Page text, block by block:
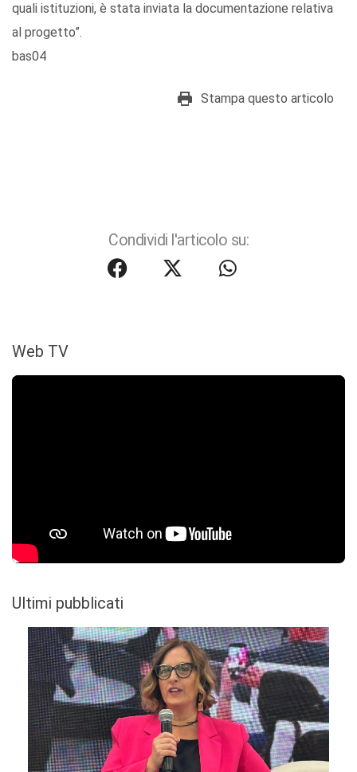
quali istituzioni, è stata inviata la documentazione relativa
al progetto”.
bas04
Stampa questo articolo
Condividi l'articolo su:
Web TV
Ultimi pubblicati